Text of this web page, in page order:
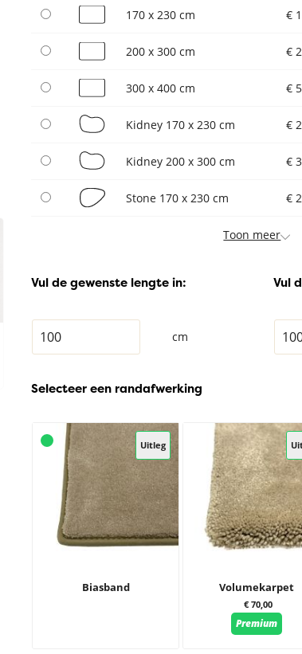
170 x 230 cm €
200 x 300 cm €
300 x 400 cm €
Kidney 170 x 230 cm €
Kidney 200 x 300 cm €
Stone 170 x 230 cm €
Toon meer
Vul de gewenste lengte in:
cm
Vul
Selecteer een randafwerking
Uitleg
Biasband Volumekarpet
€ 70,00
Premium
Vloerkleed
Xilento Soft
Vloerkleed